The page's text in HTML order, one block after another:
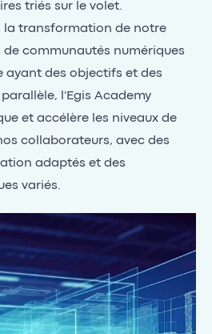
triés sur le volet.
la transformation de notre
communautés numériques
ayant des objectifs et des
l'Egis Academy
et accélère les niveaux de
collaborateurs, avec des
adaptés et des
variés.